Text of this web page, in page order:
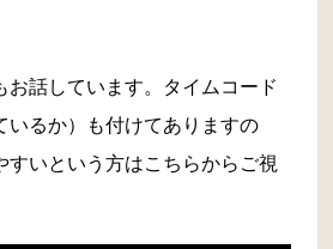
お話しています。タイムコード
いるか）も付けてありますの
すいという方はこちらからご視